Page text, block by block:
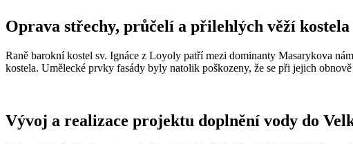
Oprava střechy, průčelí a přilehlých věží
Raně barokní kostel sv. Ignáce z Loyoly patří mezi dominanty Masarykova
kostela. Umělecké prvky fasády byly natolik poškozeny, že se při jejich
Vývoj a realizace projektu doplnění vody do